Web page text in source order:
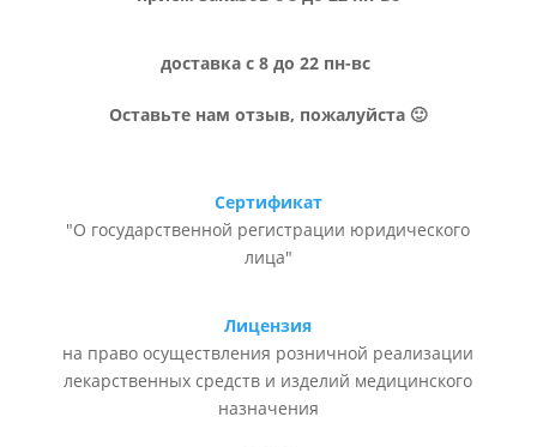
доставка с 8 до 22 пн-вс
Оставьте нам отзыв, пожалуйста 🙂
Сертификат
"О государственной регистрации юридического
лица"
Лицензия
на право осуществления розничной реализации
лекарственных средств и изделий медицинского
назначения